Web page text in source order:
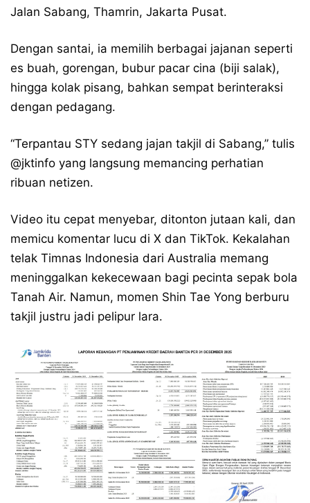
Jalan Sabang, Thamrin, Jakarta Pusat.
Dengan santai, ia memilih berbagai jajanan seperti
es buah, gorengan, bubur pacar cina (biji salak),
hingga kolak pisang, bahkan sempat berinteraksi
dengan pedagang.
“Terpantau STY sedang jajan takjil di Sabang,” tulis
@jktinfo yang langsung memancing perhatian
ribuan netizen.
Video itu cepat menyebar, ditonton jutaan kali, dan
memicu komentar lucu di X dan TikTok. Kekalahan
telak Timnas Indonesia dari Australia memang
meninggalkan kekecewaan bagi pecinta sepak bola
Tanah Air. Namun, momen Shin Tae Yong berburu
takjil justru jadi pelipur lara.